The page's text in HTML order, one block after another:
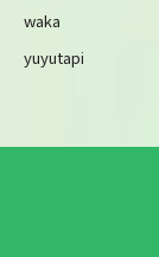
waka
yuyutapi